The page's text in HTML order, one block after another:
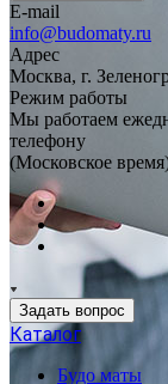
E-mail
info@budomaty.ru
Адрес
Москва, г.
Режим работы
Мы работаем
телефону
(Московское
Задать вопрос
Каталог
Будо маты